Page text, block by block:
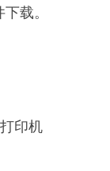
载。
印机